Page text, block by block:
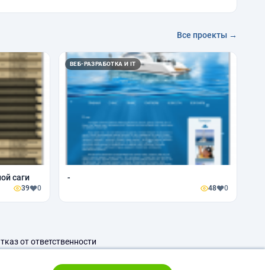
Все проекты →
саги
39 0
ВЕБ-РАЗРАБОТКА И IT
-
48 0
от ответственности